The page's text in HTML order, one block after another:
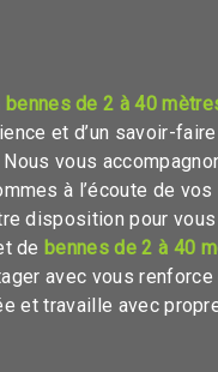
bennes de 2 à 40
et d’un savoir-
vous
à l’écoute de vos
disposition pour vous
de bennes de 2 à 40
avec vous renforce
et travaille avec